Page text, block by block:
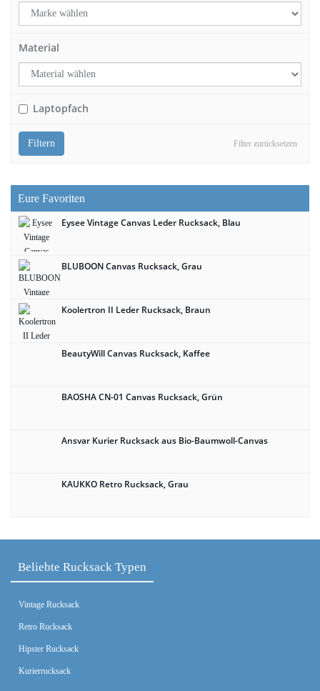
Material
Laptopfach
Filter zurücksetzen
Filtern
Eure Favoriten
Eysee Vintage Canvas Leder Rucksack, Blau
BLUBOON Canvas Rucksack, Grau
Koolertron II Leder Rucksack, Braun
BeautyWill Canvas Rucksack, Kaffee
BAOSHA CN-01 Canvas Rucksack, Grün
Ansvar Kurier Rucksack aus Bio-Baumwoll-Canvas
KAUKKO Retro Rucksack, Grau
Beliebte Rucksack Typen
Vintage Rucksack
Retro Rucksack
Hipster Rucksack
Kurierrucksack